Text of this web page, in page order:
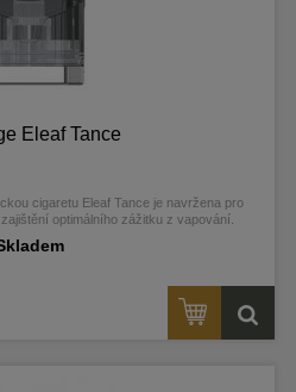
Eleaf Tance
cigaretu Eleaf Tance je navržena pro
optimálního zážitku z vapování.